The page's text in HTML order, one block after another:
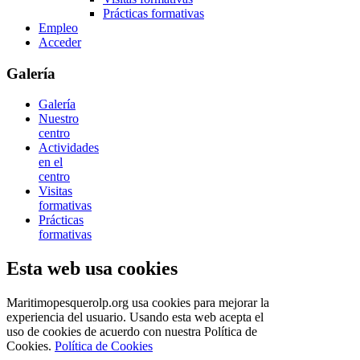
Prácticas formativas
Empleo
Acceder
Galería
Galería
Nuestro
centro
Actividades
en el
centro
Visitas
formativas
Prácticas
formativas
Esta web usa cookies
Maritimopesquerolp.org usa cookies para mejorar la
experiencia del usuario. Usando esta web acepta el
uso de cookies de acuerdo con nuestra Política de
Cookies. Política de Cookies